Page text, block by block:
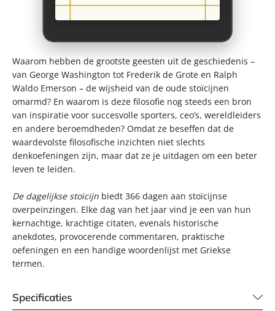
Waarom hebben de grootste geesten uit de geschiedenis –
van George Washington tot Frederik de Grote en Ralph
Waldo Emerson – de wijsheid van de oude stoïcijnen
omarmd? En waarom is deze filosofie nog steeds een bron
van inspiratie voor succesvolle sporters, ceo’s, wereldleiders
en andere beroemdheden? Omdat ze beseffen dat de
waardevolste filosofische inzichten niet slechts
denkoefeningen zijn, maar dat ze je uitdagen om een beter
leven te leiden.
De dagelijkse stoïcijn biedt 366 dagen aan stoïcijnse
overpeinzingen. Elke dag van het jaar vind je een van hun
kernachtige, krachtige citaten, evenals historische
anekdotes, provocerende commentaren, praktische
oefeningen en een handige woordenlijst met Griekse
termen.
Specificaties